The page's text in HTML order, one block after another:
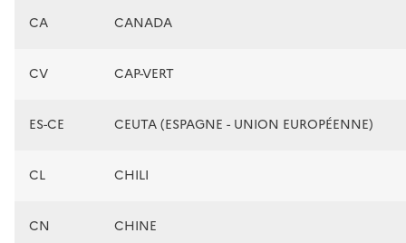
CA CANADA
CV CAP-VERT
ES-CE CEUTA (ESPAGNE - UNION EUROPÉENNE)
CL CHILI
CN CHINE